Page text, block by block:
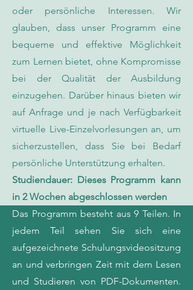
oder persönliche Interessen. Wir
glauben, dass unser Programm eine
bequeme und effektive Möglichkeit
zum Lernen bietet, ohne Kompromisse
bei der Qualität der Ausbildung
einzugehen. Darüber hinaus bieten wir
auf Anfrage und je nach Verfügbarkeit
virtuelle Live-Einzelvorlesungen an, um
sicherzustellen, dass Sie bei Bedarf
persönliche Unterstützung erhalten.
Studiendauer: Dieses Programm kann
in 2 Wochen abgeschlossen werden
Das Programm besteht aus 9 Teilen. In
jedem Teil sehen Sie sich eine
aufgezeichnete Schulungsvideositzung
an und verbringen Zeit mit dem Lesen
und Studieren von PDF-Dokumenten.